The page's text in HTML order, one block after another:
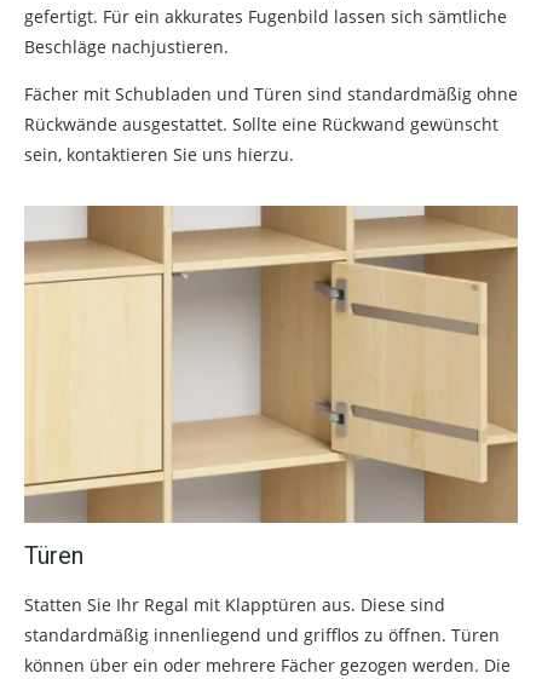
gefertigt. Für ein akkurates Fugenbild lassen sich sämtliche
Beschläge nachjustieren.
Fächer mit Schubladen und Türen sind standardmäßig ohne
Rückwände ausgestattet. Sollte eine Rückwand gewünscht
sein, kontaktieren Sie uns hierzu.
Türen
Statten Sie Ihr Regal mit Klapptüren aus. Diese sind
standardmäßig innenliegend und grifflos zu öffnen. Türen
können über ein oder mehrere Fächer gezogen werden. Die